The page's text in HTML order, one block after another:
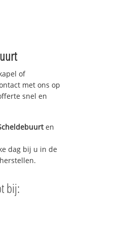
of
met ons op
snel en
en
dag bij u in de
bij: